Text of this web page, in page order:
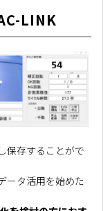
LINK
保存することがで
ータ活用を始めた